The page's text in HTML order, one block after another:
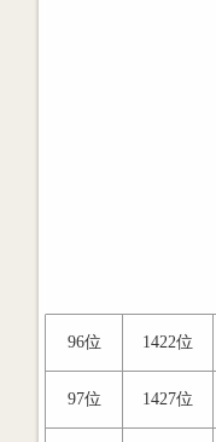
96位 1422位
97位 1427位